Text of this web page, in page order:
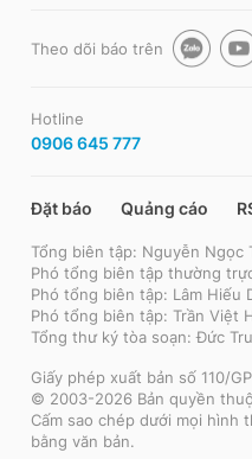
Theo dõi báo trên
Hotline
0906 645 777
Đặt báo Quảng cáo
Tổng biên tập: Nguyễn Ngọc
Phó tổng biên tập thường
Phó tổng biên tập: Lâm Hiếu
Phó tổng biên tập: Trần Việt
Tổng thư ký tòa soạn: Đức
Giấy phép xuất bản số 110/
© 2003-2026 Bản quyền
Cấm sao chép dưới mọi hình
bằng văn bản.